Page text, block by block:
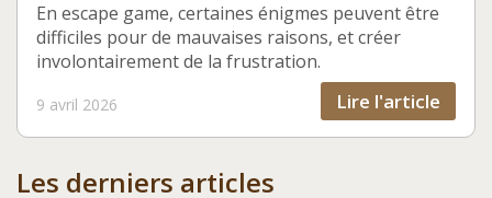
En escape game, certaines énigmes peuvent être
difficiles pour de mauvaises raisons, et créer
involontairement de la frustration.
9 avril 2026 Lire l'article
Les derniers articles